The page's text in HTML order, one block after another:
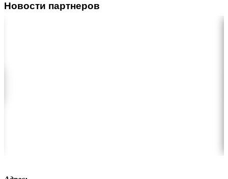
Новости партнеров